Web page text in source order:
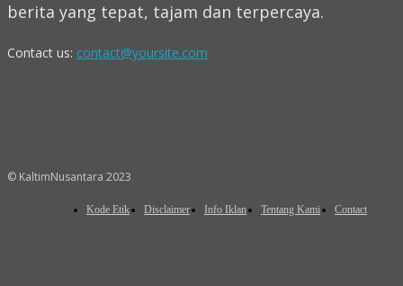
berita yang tepat, tajam dan terpercaya.
Contact us: contact@yoursite.com
© KaltimNusantara 2023
Kode Etik Disclaimer Info Iklan Tentang Kami Contact